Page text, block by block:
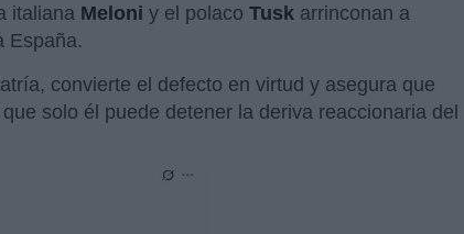
italiana Meloni y el polaco Tusk arrinconan a
España.
convierte el defecto en virtud y asegura que
solo él puede detener la deriva reaccionaria del